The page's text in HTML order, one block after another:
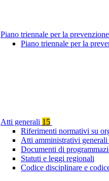
Piano triennale per la
Piano triennale per la
Atti generali 15
Riferimenti normativi su
Atti amministrativi generali
Documenti di
Statuti e leggi regionali
Codice disciplinare e